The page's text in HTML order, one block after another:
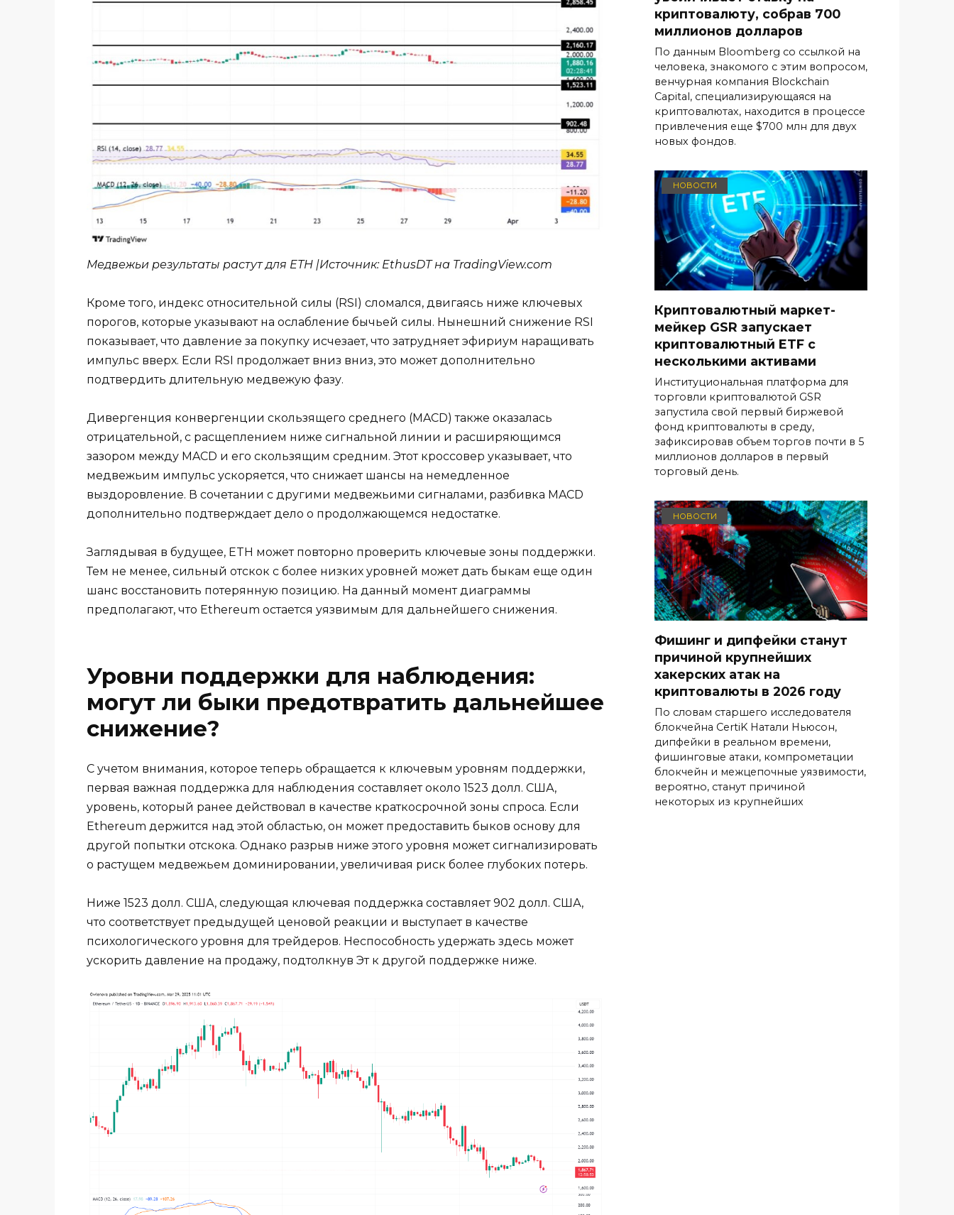
Медвежьи результаты растут для ETH |Источник: EthusDT на TradingView.com
Кроме того, индекс относительной силы (RSI) сломался, двигаясь ниже ключевых
порогов, которые указывают на ослабление бычьей силы. Нынешний снижение RSI
показывает, что давление за покупку исчезает, что затрудняет эфириум наращивать
импульс вверх. Если RSI продолжает вниз вниз, это может дополнительно
подтвердить длительную медвежую фазу.
Дивергенция конвергенции скользящего среднего (MACD) также оказалась
отрицательной, с расщеплением ниже сигнальной линии и расширяющимся
зазором между MACD и его скользящим средним. Этот кроссовер указывает, что
медвежьим импульс ускоряется, что снижает шансы на немедленное
выздоровление. В сочетании с другими медвежьими сигналами, разбивка MACD
дополнительно подтверждает дело о продолжающемся недостатке.
Заглядывая в будущее, ETH может повторно проверить ключевые зоны поддержки.
Тем не менее, сильный отскок с более низких уровней может дать быкам еще один
шанс восстановить потерянную позицию. На данный момент диаграммы
предполагают, что Ethereum остается уязвимым для дальнейшего снижения.
Уровни поддержки для наблюдения:
могут ли быки предотвратить дальнейшее
снижение?
С учетом внимания, которое теперь обращается к ключевым уровням поддержки,
первая важная поддержка для наблюдения составляет около 1523 долл. США,
уровень, который ранее действовал в качестве краткосрочной зоны спроса. Если
Ethereum держится над этой областью, он может предоставить быков основу для
другой попытки отскока. Однако разрыв ниже этого уровня может сигнализировать
о растущем медвежьем доминировании, увеличивая риск более глубоких потерь.
Ниже 1523 долл. США, следующая ключевая поддержка составляет 902 долл. США,
что соответствует предыдущей ценовой реакции и выступает в качестве
психологического уровня для трейдеров. Неспособность удержать здесь может
ускорить давление на продажу, подтолкнув Эт к другой поддержке ниже.
криптовалюту, собрав 700
миллионов долларов
По данным Bloomberg со ссылкой на
человека, знакомого с этим вопросом,
венчурная компания Blockchain
Capital, специализирующаяся на
криптовалютах, находится в процессе
привлечения еще $700 млн для двух
новых фондов.
НОВОСТИ
Криптовалютный маркет-
мейкер GSR запускает
криптовалютный ETF с
несколькими активами
Институциональная платформа для
торговли криптовалютой GSR
запустила свой первый биржевой
фонд криптовалюты в среду,
зафиксировав объем торгов почти в 5
миллионов долларов в первый
торговый день.
НОВОСТИ
Фишинг и дипфейки станут
причиной крупнейших
хакерских атак на
криптовалюты в 2026 году
По словам старшего исследователя
блокчейна CertiK Натали Ньюсон,
дипфейки в реальном времени,
фишинговые атаки, компрометации
блокчейн и межцепочные уязвимости,
вероятно, станут причиной
некоторых из крупнейших